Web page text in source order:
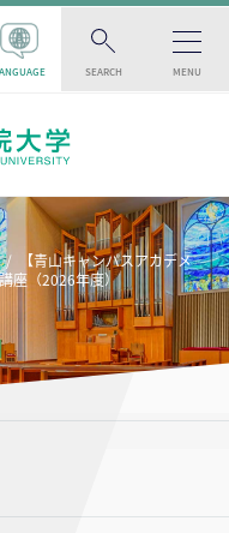
SEARCH MENU
【青山キャンパスアカデメ
座（2026年度）